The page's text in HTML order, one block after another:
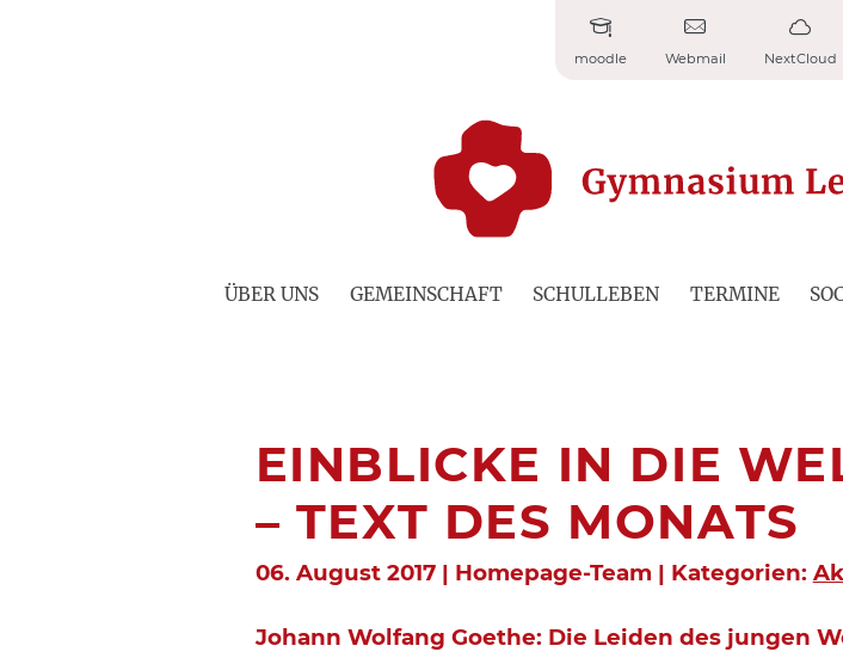
moodle Webmail NextCloud
ÜBER UNS GEMEINSCHAFT SCHULLEBEN TERMINE
EINBLICKE IN DIE
– TEXT DES MONATS
06. August 2017 | Homepage-Team | Kategorien:
Johann Wolfang Goethe: Die Leiden des jungen